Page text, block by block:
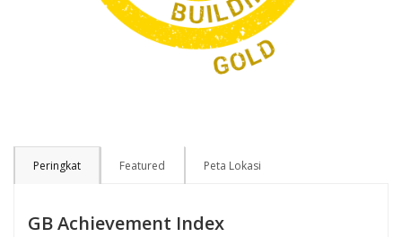
Peringkat Featured Peta Lokasi
GB Achievement Index